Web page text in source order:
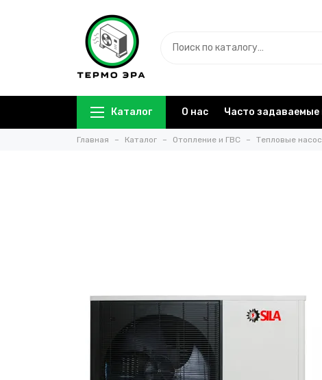
Каталог О нас Часто задаваемые
Главная Каталог Отопление и ГВС Тепловые